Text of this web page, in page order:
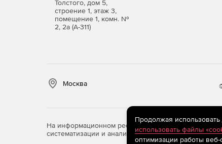
Проведение экспертизы технических
проектирования, нормативно-техническим
управления инженерными
Толстого, дом 5,
строение 1, этаж 3,
помещение 1, комн. №
2, 2а (А-311)
Москва
На информационном ресурсе store.softline.ru
систематизации и анализа сведений, относящихся
Продолжая
использовать файлы
оптимизации работы веб-